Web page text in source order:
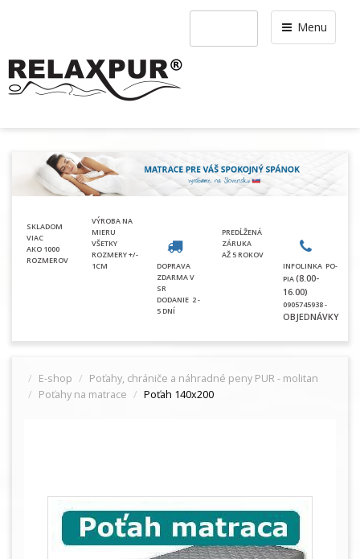
Menu
SKLADOM
VIAC
AKO 1000
ROZMEROV
VÝROBA NA
MIERU
VŠETKY
ROZMERY +/-
1CM
DOPRAVA
ZDARMA V
SR
DODANIE 2 -
5 DNÍ
PREDĹŽENÁ
ZÁRUKA
AŽ 5 ROKOV
INFOLINKA PO-
PIA(8.00-
16.00)
0905745938 -
OBJEDNÁVKY
E-shop
Poťahy, chrániče a náhradné peny PUR - molitan
Poťahy na matrace
Poťah 140x200